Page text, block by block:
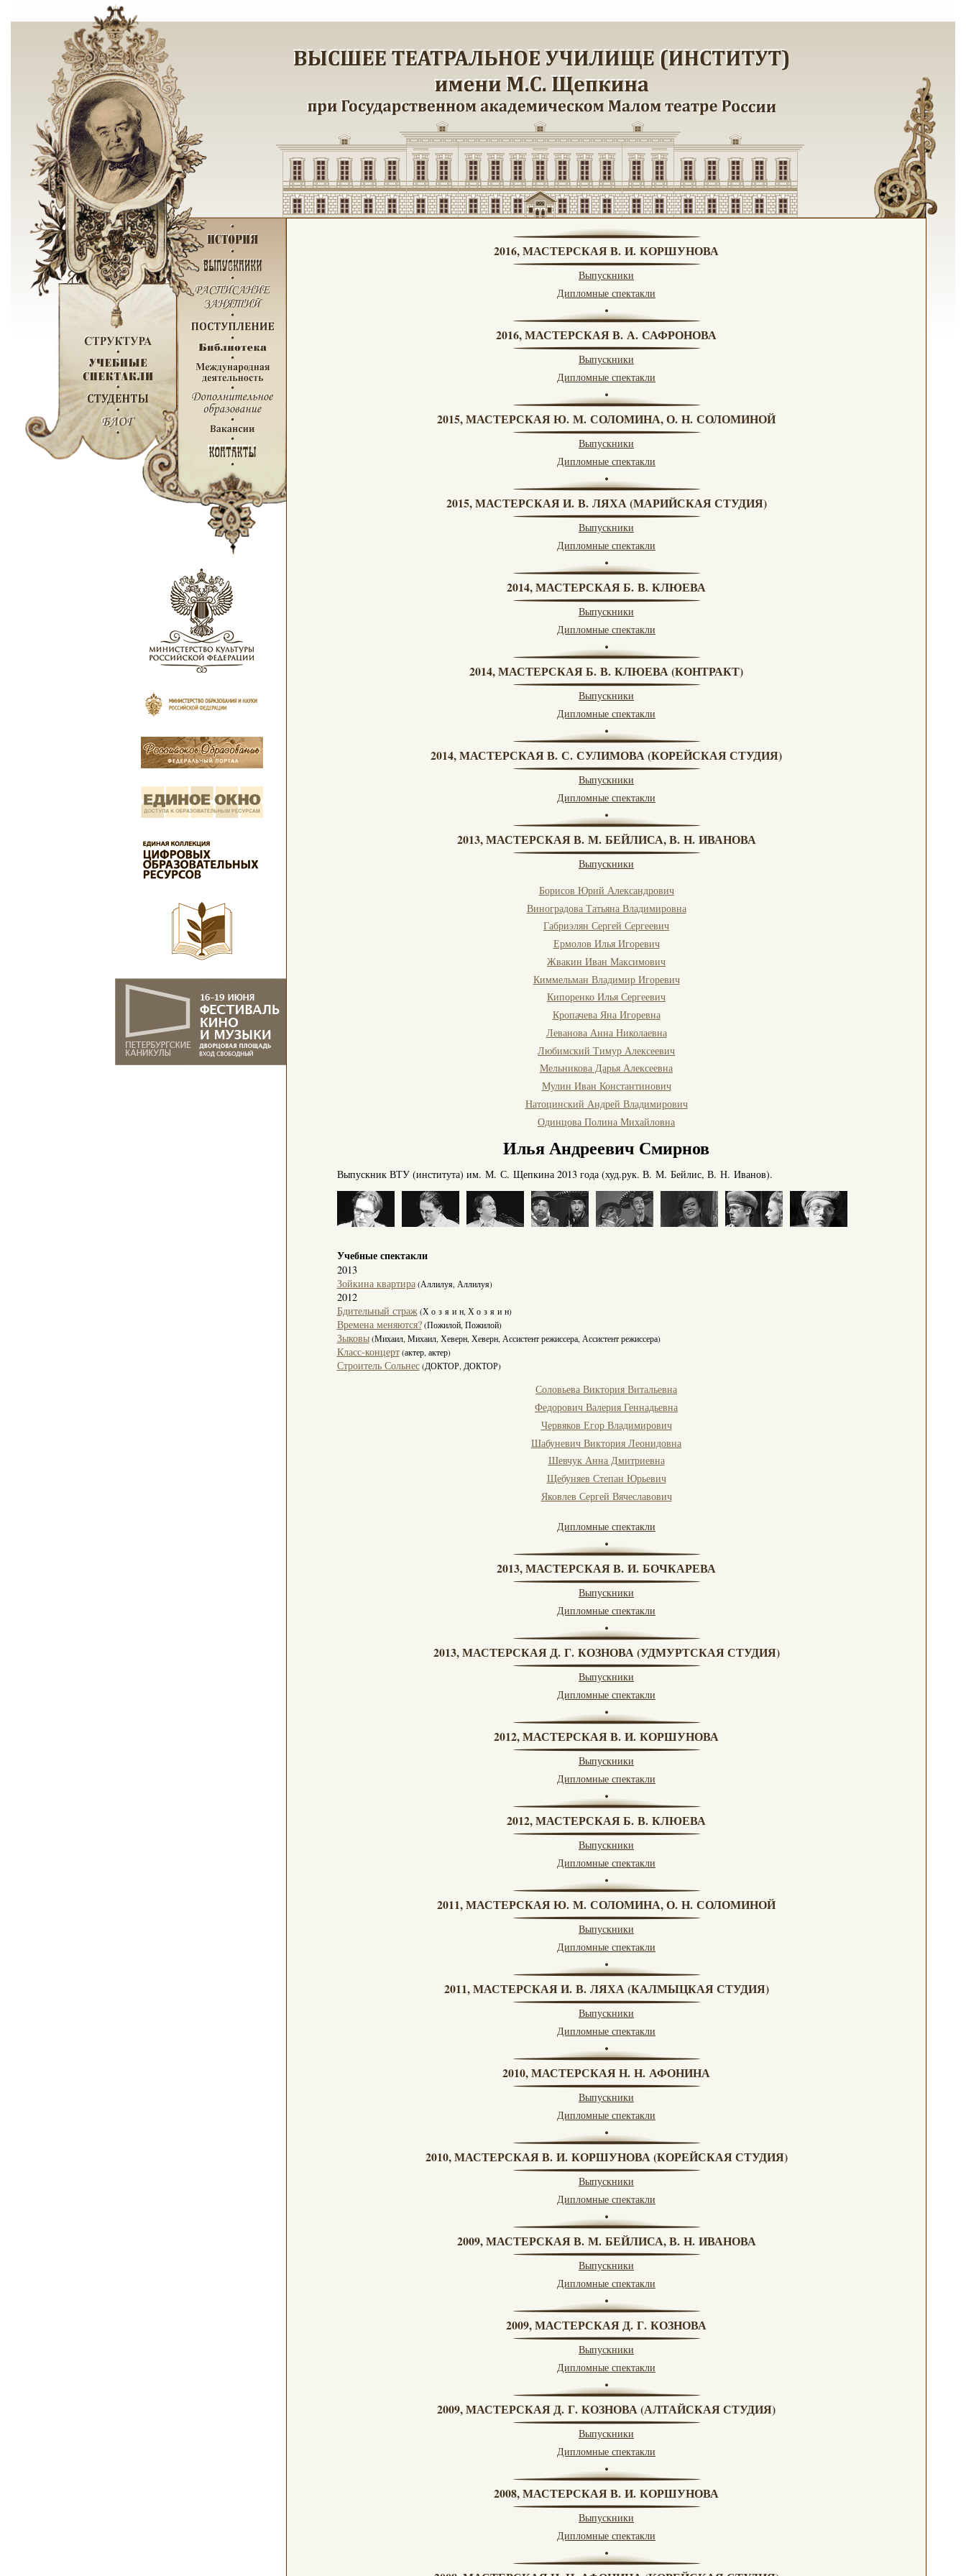
2016, МАСТЕРСКАЯ В. И. КОРШУНОВА
Выпускники
Дипломные спектакли
2016, МАСТЕРСКАЯ В. А. САФРОНОВА
Выпускники
Дипломные спектакли
2015, МАСТЕРСКАЯ Ю. М. СОЛОМИНА, О. Н. СОЛОМИНОЙ
Выпускники
Дипломные спектакли
2015, МАСТЕРСКАЯ И. В. ЛЯХА (МАРИЙСКАЯ СТУДИЯ)
Выпускники
Дипломные спектакли
2014, МАСТЕРСКАЯ Б. В. КЛЮЕВА
Выпускники
Дипломные спектакли
2014, МАСТЕРСКАЯ Б. В. КЛЮЕВА (КОНТРАКТ)
Выпускники
Дипломные спектакли
2014, МАСТЕРСКАЯ В. С. СУЛИМОВА (КОРЕЙСКАЯ СТУДИЯ)
Выпускники
Дипломные спектакли
2013, МАСТЕРСКАЯ В. М. БЕЙЛИСА, В. Н. ИВАНОВА
Выпускники
Борисов Юрий Александрович
Виноградова Татьяна Владимировна
Габриэлян Сергей Сергеевич
Ермолов Илья Игоревич
Жвакин Иван Максимович
Киммельман Владимир Игоревич
Кипоренко Илья Сергеевич
Кропачева Яна Игоревна
Леванова Анна Николаевна
Любимский Тимур Алексеевич
Мельникова Дарья Алексеевна
Мулин Иван Константинович
Натоцинский Андрей Владимирович
Одинцова Полина Михайловна
Илья Андреевич Смирнов
Выпускник ВТУ (института) им. М. С. Щепкина 2013 года (худ.рук. В. М. Бейлис, В. Н. Иванов).
Учебные спектакли
2013
Зойкина квартира(Аллилуя, Аллилуя)
2012
Бдительный страж(Х о з я и н, Х о з я и н)
Времена меняются?(Пожилой, Пожилой)
Зыковы(Михаил, Михаил, Хеверн, Хеверн, Ассистент режиссера, Ассистент режиссера)
Класс-концерт(актер, актер)
Строитель Сольнес(ДОКТОР, ДОКТОР)
Соловьева Виктория Витальевна
Федорович Валерия Геннадьевна
Червяков Егор Владимирович
Шабуневич Виктория Леонидовна
Шевчук Анна Дмитриевна
Щебуняев Степан Юрьевич
Яковлев Сергей Вячеславович
Дипломные спектакли
2013, МАСТЕРСКАЯ В. И. БОЧКАРЕВА
Выпускники
Дипломные спектакли
2013, МАСТЕРСКАЯ Д. Г. КОЗНОВА (УДМУРТСКАЯ СТУДИЯ)
Выпускники
Дипломные спектакли
2012, МАСТЕРСКАЯ В. И. КОРШУНОВА
Выпускники
Дипломные спектакли
2012, МАСТЕРСКАЯ Б. В. КЛЮЕВА
Выпускники
Дипломные спектакли
2011, МАСТЕРСКАЯ Ю. М. СОЛОМИНА, О. Н. СОЛОМИНОЙ
Выпускники
Дипломные спектакли
2011, МАСТЕРСКАЯ И. В. ЛЯХА (КАЛМЫЦКАЯ СТУДИЯ)
Выпускники
Дипломные спектакли
2010, МАСТЕРСКАЯ Н. Н. АФОНИНА
Выпускники
Дипломные спектакли
2010, МАСТЕРСКАЯ В. И. КОРШУНОВА (КОРЕЙСКАЯ СТУДИЯ)
Выпускники
Дипломные спектакли
2009, МАСТЕРСКАЯ В. М. БЕЙЛИСА, В. Н. ИВАНОВА
Выпускники
Дипломные спектакли
2009, МАСТЕРСКАЯ Д. Г. КОЗНОВА
Выпускники
Дипломные спектакли
2009, МАСТЕРСКАЯ Д. Г. КОЗНОВА (АЛТАЙСКАЯ СТУДИЯ)
Выпускники
Дипломные спектакли
2008, МАСТЕРСКАЯ В. И. КОРШУНОВА
Выпускники
Дипломные спектакли